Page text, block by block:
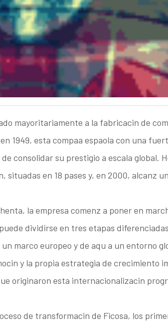
mayoritariamente a la fabricacin de
1949, esta compaa espaola con una
consolidar su prestigio a escala global.
en 18 pases y, en 2000, alcanz
la empresa comenz a poner en
dividirse en tres etapas
marco europeo y de aqu a un entorno
y la propia estrategia de crecimiento
originaron esta internacionalizacin
de transformacin de Ficosa, los